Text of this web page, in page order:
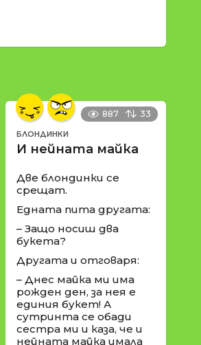
887 33
БЛОНДИНКИ
И нейната майка
Две блондинки се
срещат.
Едната пита другата:
– Защо носиш два
букета?
Другата и отговаря:
– Днес майка ми има
рожден ден, за нея е
единия букет! А
сутринта се обади
сестра ми и каза, че и
нейната майка имала